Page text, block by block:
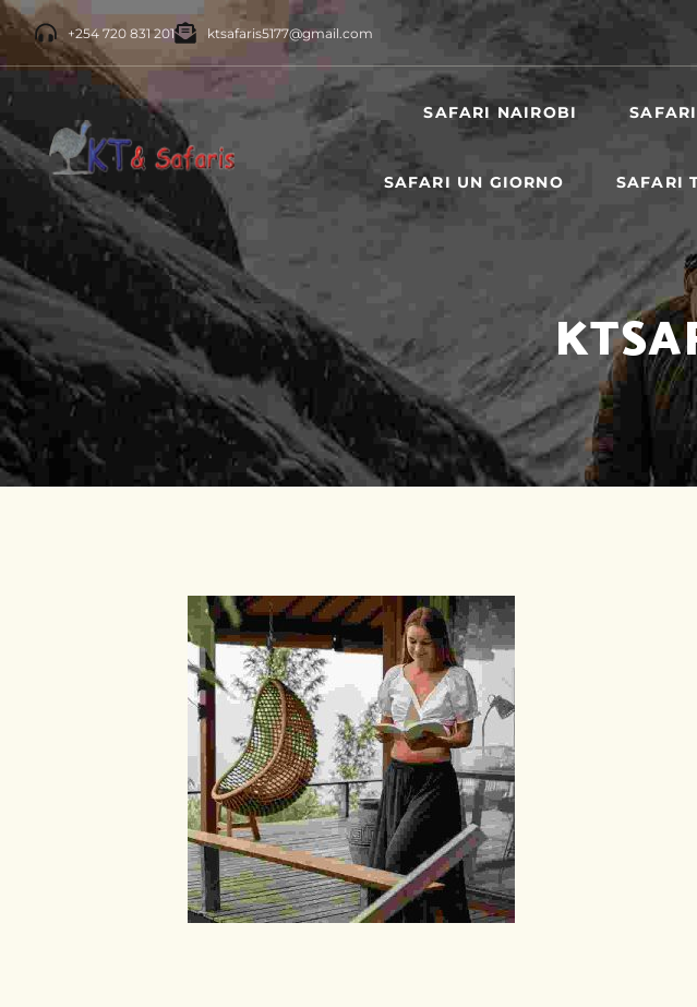
+254 720 831 201 ktsafaris5177@gmail.com
SAFARI NAIROBI
SAFARI UN GIORNO SAFARI